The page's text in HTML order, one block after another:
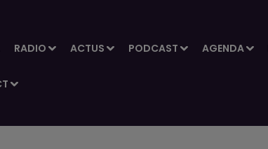
RADIO ACTUS PODCAST AGENDA